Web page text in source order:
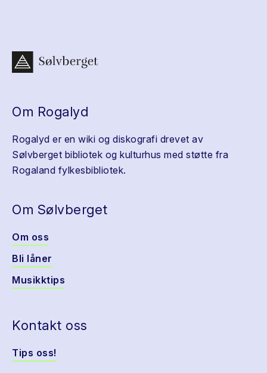
Om Rogalyd
Rogalyd er en wiki og diskografi drevet av
Sølvberget bibliotek og kulturhus med støtte fra
Rogaland fylkesbibliotek.
Om Sølvberget
Om oss
Bli låner
Musikktips
Kontakt oss
Tips oss!